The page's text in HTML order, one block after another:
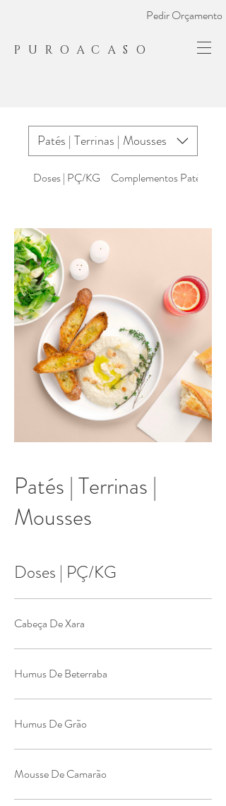
Pedir Orçamento
PUROACASO
Patés | Terrinas | Mousses
Doses | PÇ/KG Complementos Patés
Patés | Terrinas |
Mousses
Doses | PÇ/KG
Cabeça De Xara
Humus De Beterraba
Humus De Grão
Mousse De Camarão